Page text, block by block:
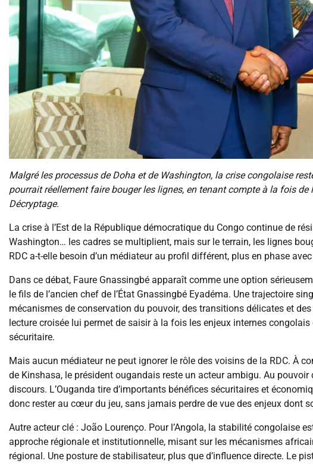
Malgré les processus de Doha et de Washington, la crise congolaise
pourrait réellement faire bouger les lignes, en tenant compte à la fois
Décryptage.
La crise à l’Est de la République démocratique du Congo continue de
Washington… les cadres se multiplient, mais sur le terrain, les lignes
RDC a-t-elle besoin d’un médiateur au profil différent, plus en phase
Dans ce débat, Faure Gnassingbé apparaît comme une option
le fils de l’ancien chef de l’État Gnassingbé Eyadéma. Une trajectoire
mécanismes de conservation du pouvoir, des transitions délicates et
lecture croisée lui permet de saisir à la fois les enjeux internes
sécuritaire.
Mais aucun médiateur ne peut ignorer le rôle des voisins de la RDC. À
de Kinshasa, le président ougandais reste un acteur ambigu. Au
discours. L’Ouganda tire d’importants bénéfices sécuritaires et
donc rester au cœur du jeu, sans jamais perdre de vue des enjeux dont
Autre acteur clé : João Lourenço. Pour l’Angola, la stabilité congolaise
approche régionale et institutionnelle, misant sur les mécanismes
régional. Une posture de stabilisateur, plus que d’influence directe. Le